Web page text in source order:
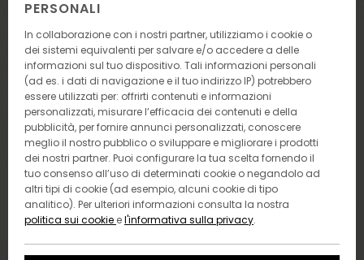
PERSONALI
In collaborazione con i nostri partner, utilizziamo i cookie o
dei sistemi equivalenti per salvare e/o accedere a delle
informazioni sul tuo dispositivo. Tali informazioni personali
(ad es. i dati di navigazione e il tuo indirizzo IP) potrebbero
essere utilizzati per: offrirti contenuti e informazioni
personalizzati, misurare l’efficacia dei contenuti e della
pubblicità, per fornire annunci personalizzati, conoscere
meglio il nostro pubblico o sviluppare e migliorare i prodotti
dei nostri partner. Puoi configurare la tua scelta fornendo il
tuo consenso all’uso di determinati cookie o negandolo ad
altri tipi di cookie (ad esempio, alcuni cookie di tipo
analitico). Per ulteriori informazioni consulta la nostra
politica sui cookie el'informativa sulla privacy.